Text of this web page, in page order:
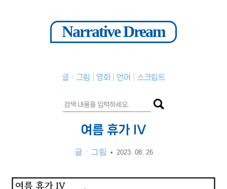
Narrative Dream
글ㆍ그림 영화 언어 스크립트
여름 휴가 IV
글ㆍ그림 • 2023. 08. 26